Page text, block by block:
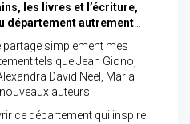
les livres et l’écriture,
département autrement…
partage simplement mes
tels que Jean Giono,
David Neel, Maria
auteurs.
ce département qui inspire